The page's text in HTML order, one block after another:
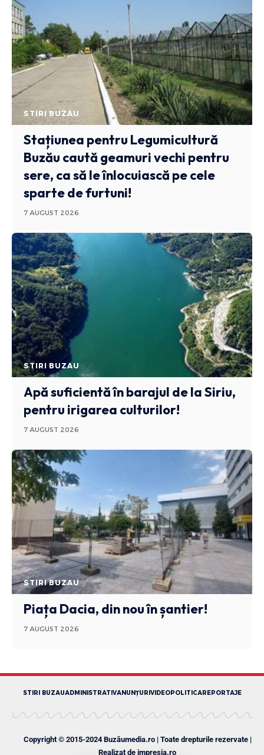
STIRI BUZAU
Stațiunea pentru Legumicultură
Buzău caută geamuri vechi pentru
sere, ca să le înlocuiască pe cele
sparte de furtuni!
7 AUGUST 2026
STIRI BUZAU
Apă suficientă în barajul de la Siriu,
pentru irigarea culturilor!
7 AUGUST 2026
STIRI BUZAU
Piața Dacia, din nou în șantier!
7 AUGUST 2026
STIRI BUZAUADMINISTRATIVANUNȚURIVIDEOPOLITICAREPORTAJE
Copyright © 2015-2024 Buzăumedia.ro | Toate drepturile rezervate |
Realizat de impresia.ro